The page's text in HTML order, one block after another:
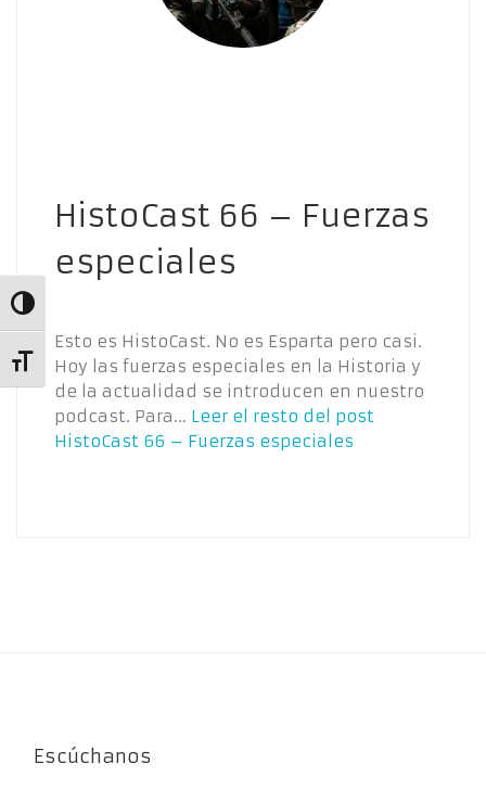
Alternar alto contraste
Alternar tamaño de letra
HistoCast 66 – Fuerzas
especiales
Esto es HistoCast. No es Esparta pero casi.
Hoy las fuerzas especiales en la Historia y
de la actualidad se introducen en nuestro
podcast. Para… Leer el resto del post
HistoCast 66 – Fuerzas especiales
Escúchanos